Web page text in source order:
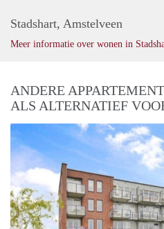
Stadshart, Amstelveen
Meer informatie over wonen in
ANDERE
ALS ALTERNATIEF